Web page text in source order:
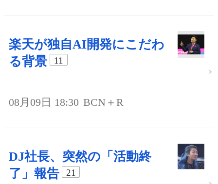
楽天が独自AI開発にこだわ
る背景
11
08月09日 18:30 BCN＋R
DJ社長、突然の「活動終
了」報告
21